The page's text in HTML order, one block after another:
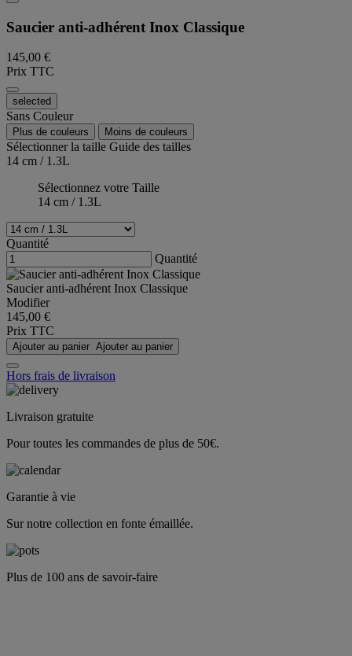
Saucier anti-adhérent Inox Classique
145,00 €
Prix TTC
selected
Sans Couleur
Plus de couleurs Moins de couleurs
Sélectionner la taille Guide des tailles
14 cm / 1.3L
Sélectionnez votre Taille
14 cm / 1.3L
Quantité
Quantité
Saucier anti-adhérent Inox Classique
Modifier
145,00 €
Prix TTC
Ajouter au panier Ajouter au panier
Hors frais de livraison
Livraison gratuite
Pour toutes les commandes de plus de 50€.
Garantie à vie
Sur notre collection en fonte émaillée.
Plus de 100 ans de savoir-faire